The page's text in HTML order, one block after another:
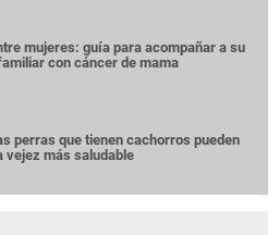
mujeres: guía para acompañar a su
con cáncer de mama
perras que tienen cachorros pueden
vejez más saludable